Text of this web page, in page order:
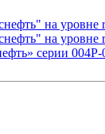
на уровне
на уровне
серии